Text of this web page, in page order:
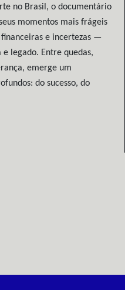
no Brasil, o documentário
momentos mais frágeis
e incertezas —
legado. Entre quedas,
emerge um
do sucesso, do